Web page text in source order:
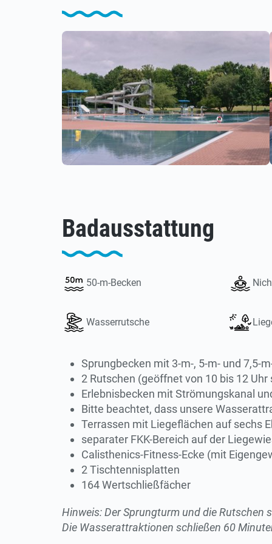
Badausstattung
50-m-Becken
Wasserrutsche
Sprungbecken mit 3-m-, 5-m- und 7,5-
2 Rutschen (geöffnet von 10 bis 12
Erlebnisbecken mit Strömungskanal
Bitte beachtet, dass unsere
Terrassen mit Liegeflächen auf sechs
separater FKK-Bereich auf der
Calisthenics-Fitness-Ecke (mit
2 Tischtennisplatten
164 Wertschließfächer
Hinweis: Der Sprungturm und die Rutschen
Die Wasserattraktionen schließen 60